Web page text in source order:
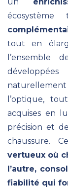
tout en
l’ensemble
naturellement
l’optique,
acquises en
précision et
chaussure.
vertueux où
l’autre,
fiabilité qui